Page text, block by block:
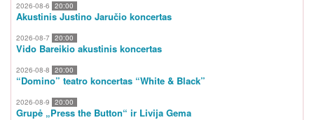
2026-08-6 20:00
Akustinis Justino Jaručio koncertas
2026-08-7 20:00
Vido Bareikio akustinis koncertas
2026-08-8 20:00
“Domino” teatro koncertas “White & Black”
2026-08-9 20:00
Grupė „Press the Button“ ir Livija Gema